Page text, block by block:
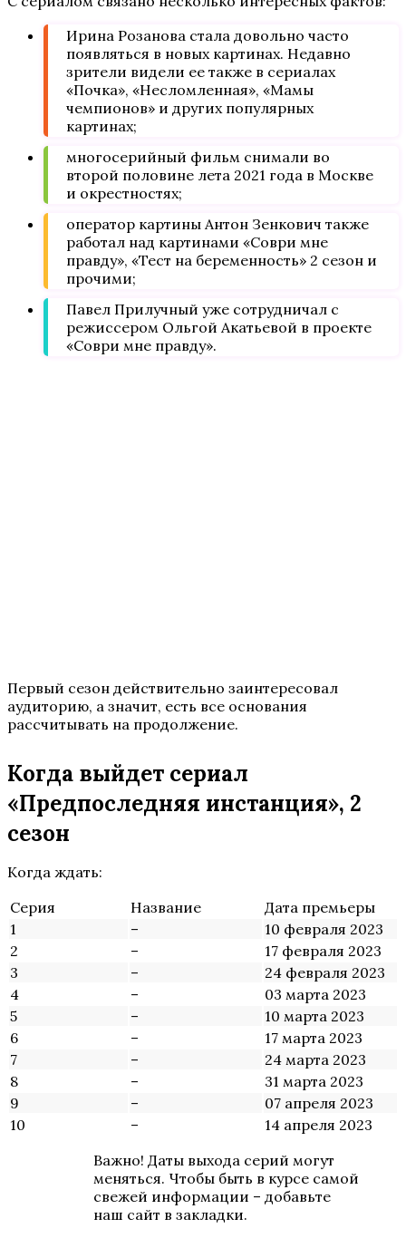
Ирина Розанова стала довольно часто
появляться в новых картинах. Недавно
зрители видели ее также в сериалах
«Почка», «Несломленная», «Мамы
чемпионов» и других популярных
картинах;
многосерийный фильм снимали во
второй половине лета 2021 года в Москве
и окрестностях;
оператор картины Антон Зенкович также
работал над картинами «Соври мне
правду», «Тест на беременность» 2 сезон и
прочими;
Павел Прилучный уже сотрудничал с
режиссером Ольгой Акатьевой в проекте
«Соври мне правду».
Первый сезон действительно заинтересовал
аудиторию, а значит, есть все основания
рассчитывать на продолжение.
Когда выйдет сериал
«Предпоследняя инстанция», 2
сезон
Когда ждать:
Серия
Название
Дата премьеры
1
–
10 февраля 2023
2
–
17 февраля 2023
3
–
24 февраля 2023
4
–
03 марта 2023
5
–
10 марта 2023
6
–
17 марта 2023
7
–
24 марта 2023
8
–
31 марта 2023
9
–
07 апреля 2023
10
–
14 апреля 2023
Важно! Даты выхода серий могут
меняться. Чтобы быть в курсе самой
свежей информации – добавьте
наш сайт в закладки.